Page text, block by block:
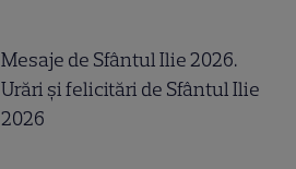
Mesaje de Sfântul Ilie 2026.
Urări și felicitări de Sfântul Ilie
2026